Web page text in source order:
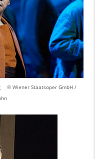
© Wiener Staatsoper GmbH /